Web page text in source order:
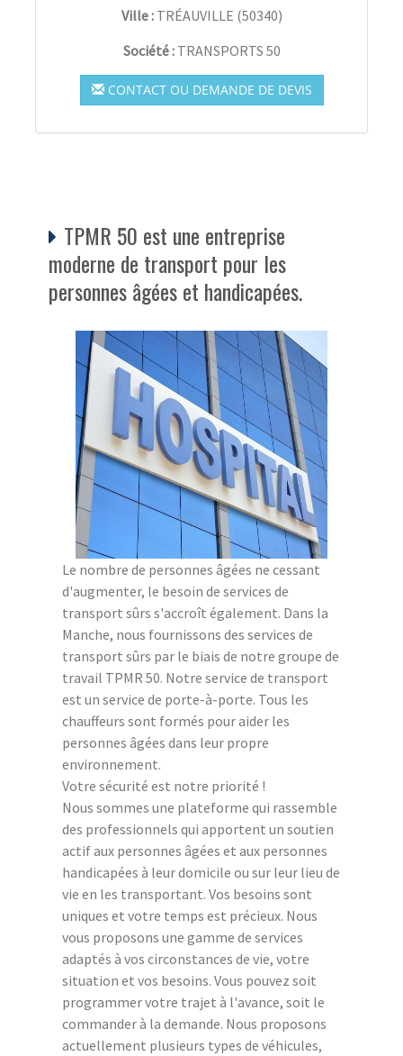
Ville : TRÉAUVILLE (50340)
Société : TRANSPORTS 50
CONTACT OU DEMANDE DE DEVIS
TPMR 50 est une entreprise
moderne de transport pour les
personnes âgées et handicapées.
Le nombre de personnes âgées ne cessant
d'augmenter, le besoin de services de
transport sûrs s'accroît également. Dans la
Manche, nous fournissons des services de
transport sûrs par le biais de notre groupe de
travail TPMR 50. Notre service de transport
est un service de porte-à-porte. Tous les
chauffeurs sont formés pour aider les
personnes âgées dans leur propre
environnement.
Votre sécurité est notre priorité !
Nous sommes une plateforme qui rassemble
des professionnels qui apportent un soutien
actif aux personnes âgées et aux personnes
handicapées à leur domicile ou sur leur lieu de
vie en les transportant. Vos besoins sont
uniques et votre temps est précieux. Nous
vous proposons une gamme de services
adaptés à vos circonstances de vie, votre
situation et vos besoins. Vous pouvez soit
programmer votre trajet à l'avance, soit le
commander à la demande. Nous proposons
actuellement plusieurs types de véhicules,